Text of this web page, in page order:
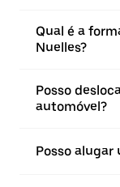
Qual é a
Nuelles?
Posso
automóvel?
Posso alugar